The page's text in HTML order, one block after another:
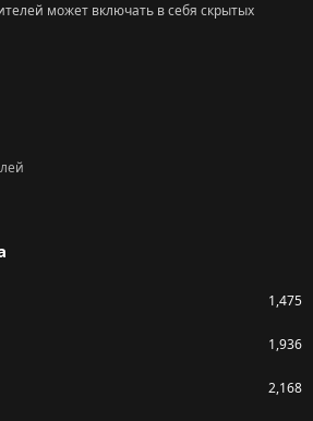
может включать в себя скрытых
1,475
1,936
2,168